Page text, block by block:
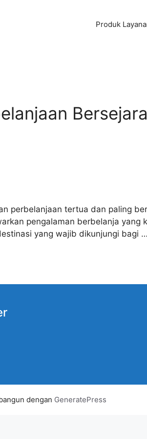
Produk
perbelanjaan tertua dan paling
pengalaman berbelanja yang
yang wajib dikunjungi bagi …
dengan GeneratePress